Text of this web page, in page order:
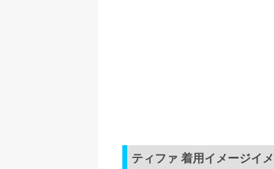
ティファ 着用イメージイ